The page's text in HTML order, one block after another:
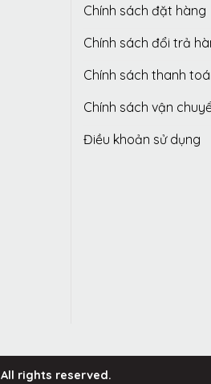
Chính sách đặt hàng
Chính sách đổi trả
Chính sách thanh
Chính sách vận
Điều khoản sử dụng
All rights reserved.